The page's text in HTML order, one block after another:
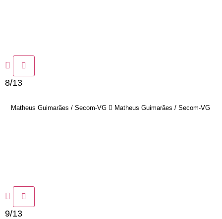
8/13
Matheus Guimarães / Secom-VG Matheus Guimarães / Secom-VG
9/13